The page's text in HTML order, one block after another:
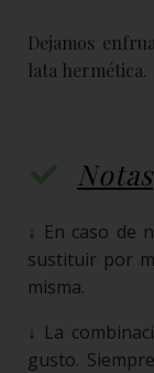
Dejamos
lata hermética.
Notas
↓ En caso de
sustituir por
misma.
↓ La
gusto.